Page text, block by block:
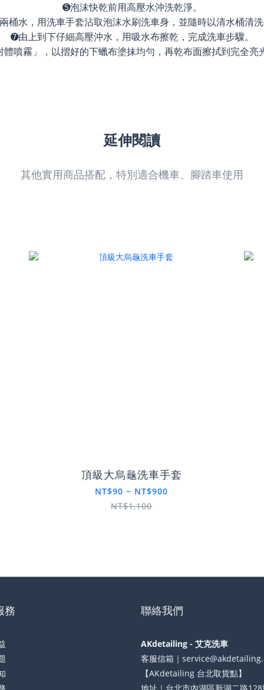
➎泡沫快乾前用高壓水沖洗乾淨。
桶水，用洗車手套沾取泡沫水刷洗車身，並隨時以清水桶清
➐由上到下仔細高壓沖水，用吸水布擦乾，完成洗車步驟。
噴霧」，以摺好的下蠟布塗抹均勻，再乾布面擦拭到完全亮
延伸閱讀
其他實用商品搭配，特別適合機車、腳踏車使用
頂級大烏龜洗車手套
NT$90 ~ NT$900
NT$1,100
務 聯絡我們
AKdetailing - 艾克洗車
客服信箱｜
【AKdetailing 台北取貨點】